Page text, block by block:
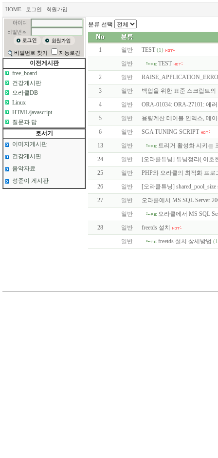
HOME 로그인 회원가입
비밀번호 찾기 자동로긴
이전게시판
free_board
건강게시판
오라클DB
Linux
HTML/javascript
질문과 답
호서기
이미지게시판
건강게시판
음악자료
성준이 게시판
분류 선택
1 일반 TEST (1)
일반
TEST
2
일반
3
일반
백업을 위한 표준 스크립트의
4
일반
ORA-01034: ORA-27101: 에
5
일반
용량계산 테이블 인덱스, 데
6
일반
SGA TUNING SCRIPT
13
일반
트리거 활성화 시키는
24
일반
[오라클튜닝] 튜닝정리( 이호
25
일반
PHP와 오라클의 최적화 프로
26
일반
[오라클튜닝]
27
일반
오라클에서 MS SQL Server
일반
오라클에서 MS SQL
28
일반
freetds 설치
일반
freetds 설치 상세방법